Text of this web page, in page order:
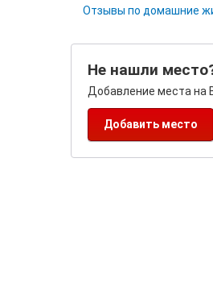
Отзывы по домашние
Не нашли
Добавление места на
Добавить место